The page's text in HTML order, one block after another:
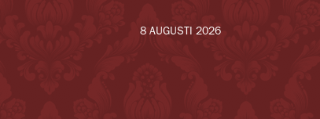
8 AUGUSTI 2026